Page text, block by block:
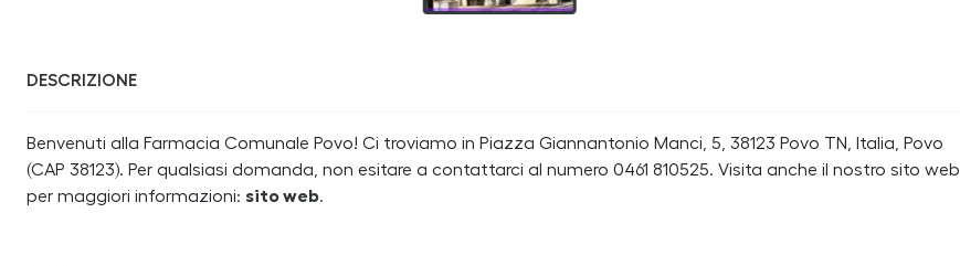
DESCRIZIONE
Benvenuti alla Farmacia Comunale Povo! Ci troviamo in Piazza Giannantonio Manci, 5, 38123 Povo TN, Italia, Povo
(CAP 38123). Per qualsiasi domanda, non esitare a contattarci al numero 0461 810525. Visita anche il nostro sito web
per maggiori informazioni: sito web.